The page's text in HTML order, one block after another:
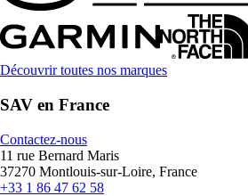
Découvrir toutes nos marques
SAV en France
Contactez-nous
11 rue Bernard Maris
37270 Montlouis-sur-Loire, France
+33 1 86 47 62 58